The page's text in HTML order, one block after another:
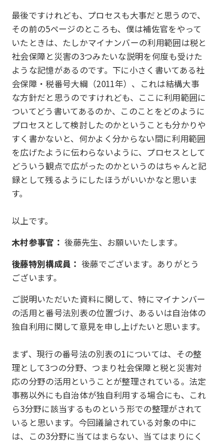
最後ですけれども、プロセスも大事だと思うので、
その前の5ページのところも、僕は補佐官をやって
いたときは、たしかマイナンバーの利用範囲は税と
社会保障と災害の3つみたいな説明を何度も受けた
ような記憶があるのです。下に小さく書いてある社
会保障・税番号大綱（2011年）、これは結構大事
な方針だと思うのですけれども、ここに利用範囲に
ついてどう書いてあるのか、このことをどのように
プロセスとして検討したのかということも分かりや
すく書かないと、何かよく分からない間に利用範囲
を広げたように伝わらないように、プロセスとして
どういう観点で広がったのかというのはちゃんと記
録として残るようにしたほうがいいかなと思いま
す。
以上です。
木村参事官： 後藤先生、お願いいたします。
後藤特別構成員： 後藤でございます。ありがとう
ございます。
ご説明いただいた資料に関して、特にマイナンバー
の活用と番号法別表の位置づけ、あるいは自治体の
独自利用に関して意見を申し上げたいと思います。
まず、現行の番号法の別表の1については、その整
理として3つの分野、つまり社会保障と税と災害対
応の分野の活用ということが整理されている。法定
事務以外にも自治体が独自利用する場合にも、これ
ら3分野に該当するものという形での整理がされて
いると思います。今回議論されている対象の中に
は、この3分野に当てはまらない、当てはまりにく